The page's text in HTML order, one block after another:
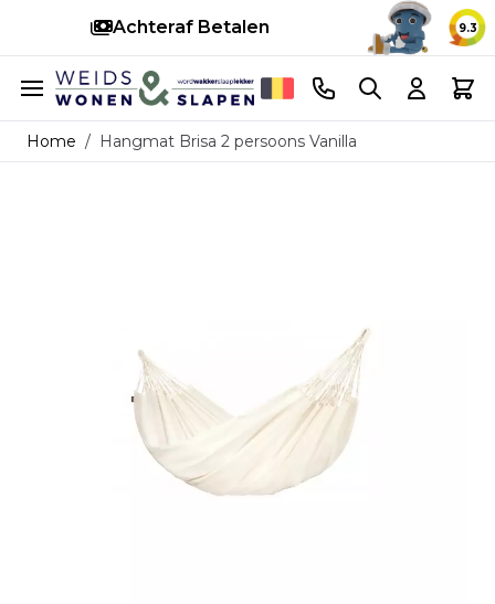
Snelle levering 14
9.3
Ga naar de inhoud
Telefoonnummer
Search Cart
Home / Hangmat Brisa 2 persoons Vanilla